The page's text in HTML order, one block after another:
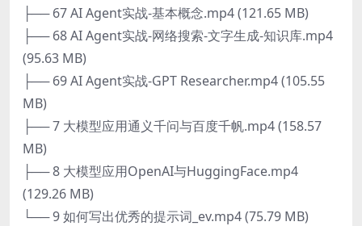
├── 67 AI Agent实战-基本概念.mp4 (121.65 MB)
├── 68 AI Agent实战-网络搜索-文字生成-知识库.mp4
(95.63 MB)
├── 69 AI Agent实战-GPT Researcher.mp4 (105.55
MB)
├── 7 大模型应用通义千问与百度千帆.mp4 (158.57
MB)
├── 8 大模型应用OpenAI与HuggingFace.mp4
(129.26 MB)
└── 9 如何写出优秀的提示词_ev.mp4 (75.79 MB)